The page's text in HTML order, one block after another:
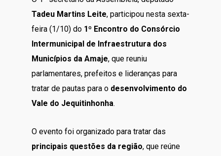
Tadeu Martins Leite, participou nesta sexta-
feira (1/10) do 1º Encontro do Consórcio
Intermunicipal de Infraestrutura dos
Municípios da Amaje, que reuniu
parlamentares, prefeitos e lideranças para
tratar de pautas para o desenvolvimento do
Vale do Jequitinhonha.
O evento foi organizado para tratar das
principais questões da região, que reúne